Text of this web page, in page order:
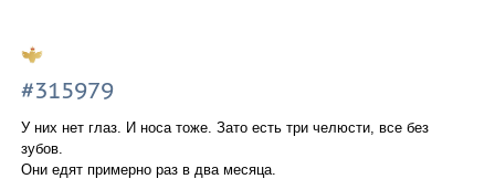
#315979
У них нет глаз. И носа тоже. Зато есть три челюсти, все без
зубов.
Они едят примерно раз в два месяца.